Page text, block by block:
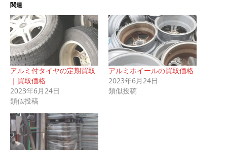
関連
アルミ付タイヤの定期買取
｜買取価格
2023年6月24日
類似投稿
アルミホイールの買取価格
2023年6月24日
類似投稿